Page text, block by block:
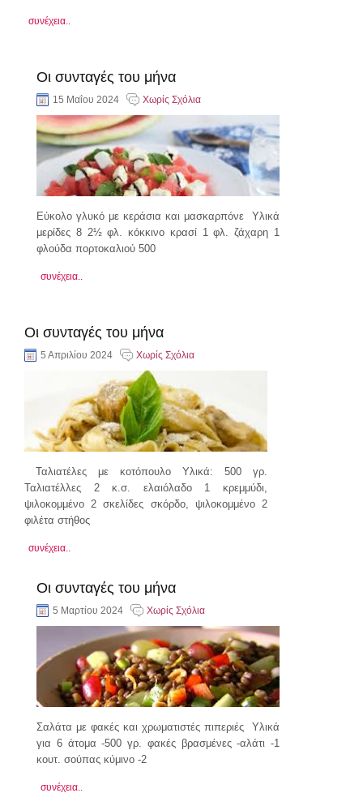
συνέχεια..
Οι συνταγές του μήνα
15 Μαΐου 2024 Χωρίς Σχόλια
Εύκολο γλυκό με κεράσια και μασκαρπόνε Υλικά
μερίδες 8 2½ φλ. κόκκινο κρασί 1 φλ. ζάχαρη 1
φλούδα πορτοκαλιού 500
συνέχεια..
Οι συνταγές του μήνα
5 Απριλίου 2024 Χωρίς Σχόλια
Ταλιατέλες με κοτόπουλο Υλικά: 500 γρ.
Ταλιατέλλες 2 κ.σ. ελαιόλαδο 1 κρεμμύδι,
ψιλοκομμένο 2 σκελίδες σκόρδο, ψιλοκομμένο 2
φιλέτα στήθος
συνέχεια..
Οι συνταγές του μήνα
5 Μαρτίου 2024 Χωρίς Σχόλια
Σαλάτα με φακές και χρωματιστές πιπεριές Υλικά
για 6 άτομα -500 γρ. φακές βρασμένες -αλάτι -1
κουτ. σούπας κύμινο -2
συνέχεια..